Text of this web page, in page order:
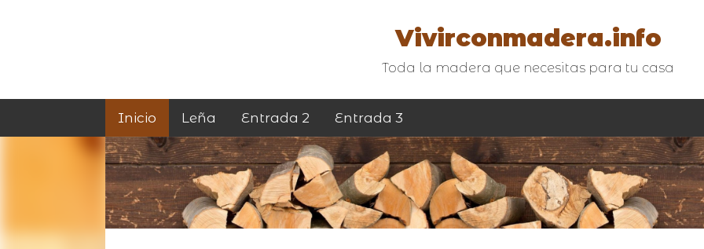
Vivirconmadera.info
Toda la madera que necesitas para tu casa
Inicio Leña Entrada 2 Entrada 3